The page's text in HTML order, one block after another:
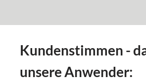
Kundenstimmen -
unsere Anwender: